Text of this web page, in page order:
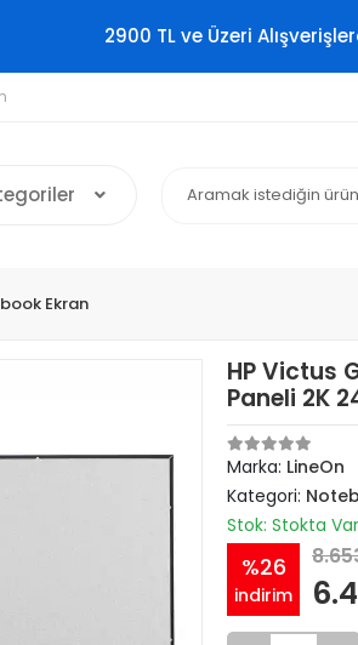
2900 TL ve Üzeri
Ekran
HP Victus
Paneli 2K
Marka: LineOn
Kategori:
Stok: Stokta Var
%26
indirim